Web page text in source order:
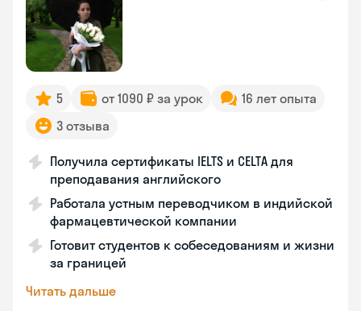
5 от 1090 ₽ за урок
16 лет опыта
3 отзыва
Получила сертификаты IELTS и CELTA для
преподавания английского
Работала устным переводчиком в индийской
фармацевтической компании
Готовит студентов к собеседованиям и жизни
за границей
Читать дальше